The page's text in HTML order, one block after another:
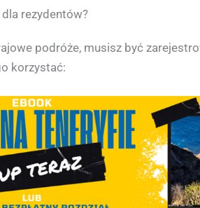
rezydentów?
podróże, musisz być
korzystać: